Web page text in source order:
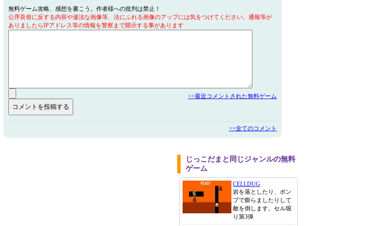
無料ゲーム攻略、感想を書こう。作者様への批判は禁止！
公序良俗に反する内容や違法な画像等、法にふれる画像のアップには気をつけてください。通報等が
ありましたらIPアドレス等の情報を警察まで開示する事があります
>>最近コメントされた無料ゲーム
>>全てのコメント
じっこだまと同じジャンルの無料
ゲーム
CELLDUG
岩を落としたり、ポン
プで膨らましたりして
敵を倒します。セル堀
り第3弾